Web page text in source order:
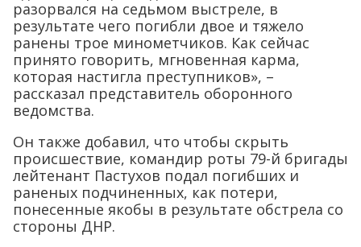
разорвался на седьмом выстреле, в
результате чего погибли двое и тяжело
ранены трое минометчиков. Как сейчас
принято говорить, мгновенная карма,
которая настигла преступников», –
рассказал представитель оборонного
ведомства.
Он также добавил, что чтобы скрыть
происшествие, командир роты 79-й бригады
лейтенант Пастухов подал погибших и
раненых подчиненных, как потери,
понесенные якобы в результате обстрела со
стороны ДНР.